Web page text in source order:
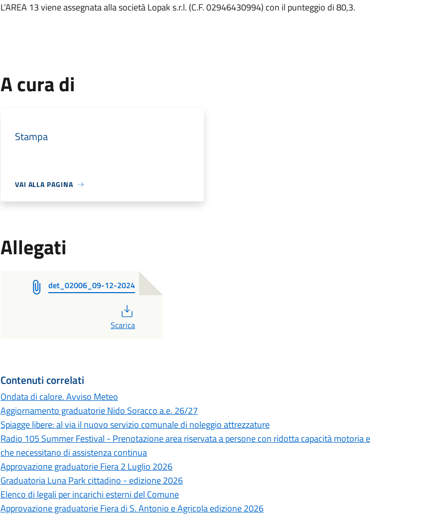
L’AREA 13 viene assegnata alla società Lopak s.r.l. (C.F. 02946430994) con il punteggio di 80,3.
A cura di
Stampa
VAI ALLA PAGINA
Allegati
det_02006_09-12-2024
Scarica
Contenuti correlati
Ondata di calore. Avviso Meteo
Aggiornamento graduatorie Nido Soracco a.e. 26/27
Spiagge libere: al via il nuovo servizio comunale di noleggio attrezzature
Radio 105 Summer Festival - Prenotazione area riservata a persone con ridotta capacità motoria e
che necessitano di assistenza continua
Approvazione graduatorie Fiera 2 Luglio 2026
Graduatoria Luna Park cittadino - edizione 2026
Elenco di legali per incarichi esterni del Comune
Approvazione graduatorie Fiera di S. Antonio e Agricola edizione 2026